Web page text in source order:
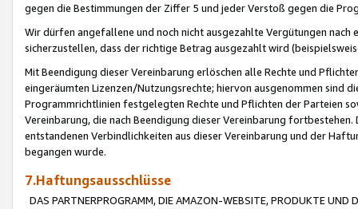
gegen die Bestimmungen der Ziffer 5 und jeder Verstoß gegen die
Wir dürfen angefallene und noch nicht ausgezahlte Vergütungen
sicherzustellen, dass der richtige Betrag ausgezahlt wird
Mit Beendigung dieser Vereinbarung erlöschen alle Rechte und
eingeräumten Lizenzen/Nutzungsrechte; hiervon ausgenommen sind
Programmrichtlinien festgelegten Rechte und Pflichten der Parteien
Vereinbarung, die nach Beendigung dieser Vereinbarung
entstandenen Verbindlichkeiten aus dieser Vereinbarung und der
begangen wurde.
7.Haftungsausschlüsse
DAS PARTNERPROGRAMM, DIE AMAZON-WEBSITE, PRODUKTE UND